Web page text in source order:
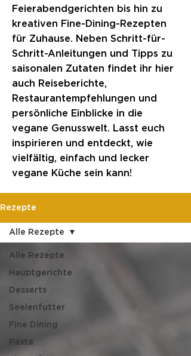
Feierabendgerichten bis hin zu
kreativen Fine-Dining-Rezepten
für Zuhause. Neben Schritt-für-
Schritt-Anleitungen und Tipps zu
saisonalen Zutaten findet ihr hier
auch Reiseberichte,
Restaurantempfehlungen und
persönliche Einblicke in die
vegane Genusswelt. Lasst euch
inspirieren und entdeckt, wie
vielfältig, einfach und lecker
vegane Küche sein kann!
Rezepte
Alle Rezepte
Hauptgerichte
Desserts
Seelenfutter
Fine Dining
Pasta
Alle Rezepte